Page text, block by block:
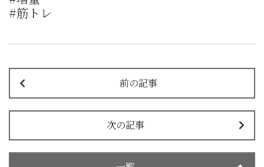
#筋トレ
前の記事
次の記事